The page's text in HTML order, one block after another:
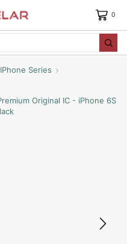
0
IPhone Series